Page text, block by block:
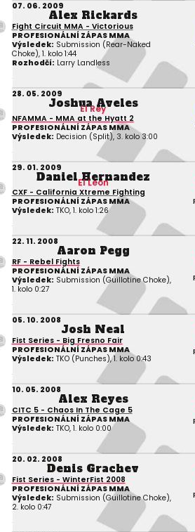
07. 06. 2009
Alex Rickards
Fight Circuit MMA - Victorious
PROFESIONÁLNÍ ZÁPAS MMA
Výsledek: Submission (Rear-Naked
Choke), 1. kolo 1:44
Rozhodčí: Larry Landless
28. 05. 2009
Joshua Aveles
El Rey
NFAMMA - MMA at the Hyatt 2
PROFESIONÁLNÍ ZÁPAS MMA
Výsledek: Decision (Split), 3. kolo 3:00
29. 01. 2009
Daniel Hernandez
El Leon
CXF - California Xtreme Fighting
PROFESIONÁLNÍ ZÁPAS MMA
Výsledek: TKO, 1. kolo 1:26
22. 11. 2008
Aaron Pegg
RF - Rebel Fights
PROFESIONÁLNÍ ZÁPAS MMA
Výsledek: Submission (Guillotine Choke),
1. kolo 0:27
05. 10. 2008
Josh Neal
Fist Series - Big Fresno Fair
PROFESIONÁLNÍ ZÁPAS MMA
Výsledek: TKO (Punches), 1. kolo 0:43
10. 05. 2008
Alex Reyes
CITC 5 - Chaos In The Cage 5
PROFESIONÁLNÍ ZÁPAS MMA
Výsledek: TKO, 1. kolo 0:00
20. 02. 2008
Denis Grachev
Fist Series - WinterFist 2008
PROFESIONÁLNÍ ZÁPAS MMA
Výsledek: Submission (Guillotine Choke),
2. kolo 0:47